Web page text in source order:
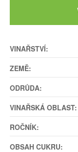
VINAŘSTVÍ:
ZEMĚ:
ODRŮDA:
VINAŘSKÁ OBLAST:
ROČNÍK:
OBSAH CUKRU: